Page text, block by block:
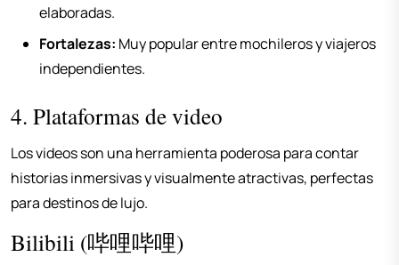
elaboradas.
Fortalezas: Muy popular entre mochileros y viajeros
independientes.
4. Plataformas de video
Los videos son una herramienta poderosa para contar
historias inmersivas y visualmente atractivas, perfectas
para destinos de lujo.
Bilibili (哔哩哔哩)